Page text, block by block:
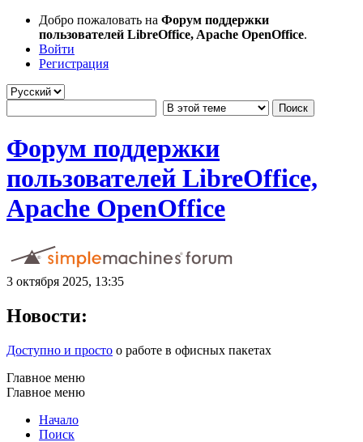
Добро пожаловать на Форум поддержки
пользователей LibreOffice, Apache OpenOffice.
Войти
Регистрация
Форум поддержки
пользователей LibreOffice,
Apache OpenOffice
3 октября 2025, 13:35
Новости:
Доступно и просто о работе в офисных пакетах
Главное меню
Главное меню
Начало
Поиск